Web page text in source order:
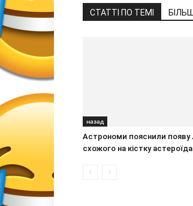
СТАТТІ ПО ТЕМІ
назад
Астрономи пояснили появу
схожого на кістку астероїда